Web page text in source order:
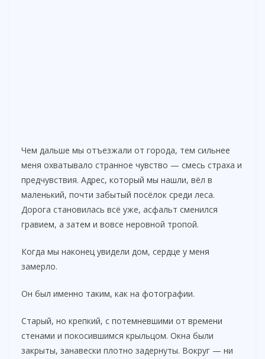
Чем дальше мы отъезжали от города, тем сильнее
меня охватывало странное чувство — смесь страха и
предчувствия. Адрес, который мы нашли, вёл в
маленький, почти забытый посёлок среди леса.
Дорога становилась всё уже, асфальт сменился
гравием, а затем и вовсе неровной тропой.
Когда мы наконец увидели дом, сердце у меня
замерло.
Он был именно таким, как на фотографии.
Старый, но крепкий, с потемневшими от времени
стенами и покосившимся крыльцом. Окна были
закрыты, занавески плотно задернуты. Вокруг — ни